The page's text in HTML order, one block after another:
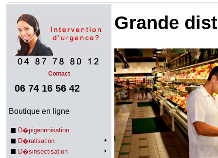
Contact
06 74 16 56 42
Boutique en ligne
D�pigeonnisation
D�ratisation
D�sinsectisation
Grande